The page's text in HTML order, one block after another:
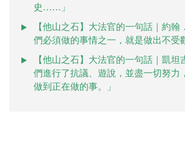
史……」
【他山之石】大法官的一句話｜約翰
們必須做的事情之一，就是做出不受
【他山之石】大法官的一句話｜凱坦
們進行了抗議、遊說，並盡一切努力
做到正在做的事。」